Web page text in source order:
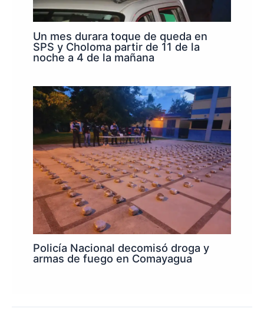
Un mes durara toque de queda en
SPS y Choloma partir de 11 de la
noche a 4 de la mañana
Policía Nacional decomisó droga y
armas de fuego en Comayagua